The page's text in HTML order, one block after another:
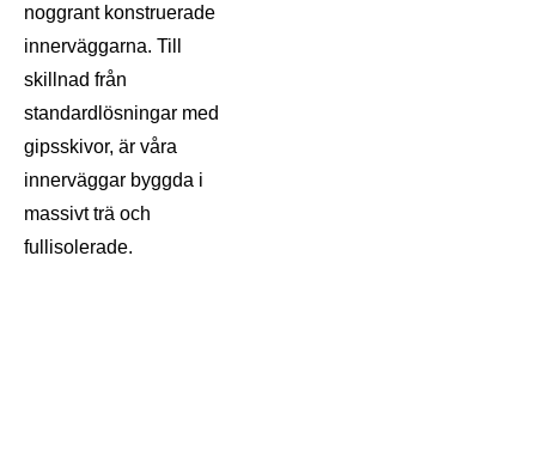
noggrant konstruerade
innerväggarna. Till
skillnad från
standardlösningar med
gipsskivor, är våra
innerväggar byggda i
massivt trä och
fullisolerade.